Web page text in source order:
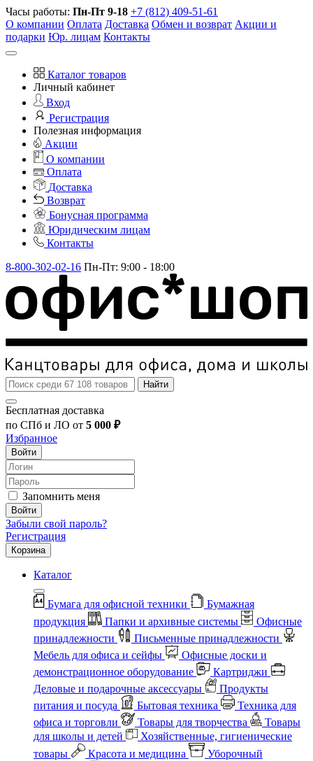
Часы работы: Пн-Пт 9-18 +7 (812) 409-51-61
О компании Оплата Доставка Обмен и возврат Акции и
подарки Юр. лицам Контакты
Каталог товаров
Личный кабинет
Вход
Регистрация
Полезная информация
Акции
О компании
Оплата
Доставка
Возврат
Бонусная программа
Юридическим лицам
Контакты
8-800-302-02-16 Пн-Пт: 9:00 - 18:00
Найти
Бесплатная доставка
по СПб и ЛО от 5 000 ₽
Избранное
Войти
Запомнить меня
Войти
Забыли свой пароль?
Регистрация
Корзина
Каталог
Бумага для офисной техники
Бумажная
продукция
Папки и архивные системы
Офисные
принадлежности
Письменные принадлежности
Мебель для офиса и сейфы
Офисные доски и
демонстрационное оборудование
Картриджи
Деловые и подарочные аксессуары
Продукты
питания и посуда
Бытовая техника
Техника для
офиса и торговли
Товары для творчества
Товары
для школы и детей
Хозяйственные, гигиенические
товары
Красота и медицина
Уборочный